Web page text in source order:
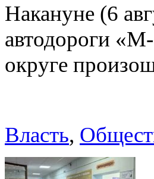
Накануне (6
автодороги
округе
Власть,